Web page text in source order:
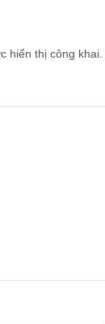
hiển thị công khai.